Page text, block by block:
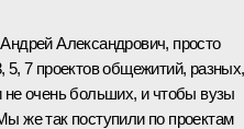
Александрович, просто
5, 7 проектов общежитий, разных,
не очень больших, и чтобы вузы
же так поступили по проектам